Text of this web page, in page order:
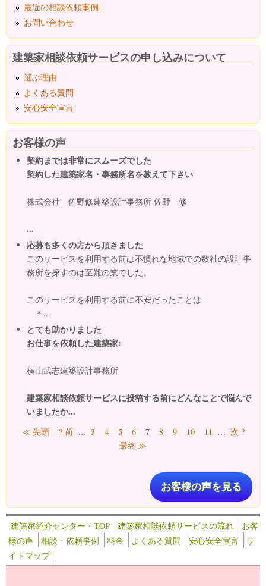
最近の相談依頼事例
お問い合わせ
建築家相談依頼サービスの申し込みについて
選ぶ理由
よくある質問
安心安全宣言
お客様の声
契約までは非常にスムーズでした
契約した建築家名・事務所名を教えて下さい
株式会社 佐野修建築設計事務所 佐野 修
...
応募も多くの方から頂きました
このサービスを利用する前は不慣れな地域での数社の設計事
務所を探すのは至難の業でした。
このサービスを利用する前に不安だったことは
＊...
とても助かりました
お仕事を依頼した建築家:
横山武志建築設計事務所
建築家相談依頼サービスに投稿する前にどんなことで悩んで
いましたか...
ページ
≪ 先頭 ? 前 … 3 4 5 6 7 8 9 10 11 … 次 ?
最終 ≫
お客様の声を見る
建築家紹介センター・TOP 建築家相談依頼サービスの流れ
お客
様の声
相談・依頼事例 料金 よくある質問 安心安全宣言
サ
イトマップ